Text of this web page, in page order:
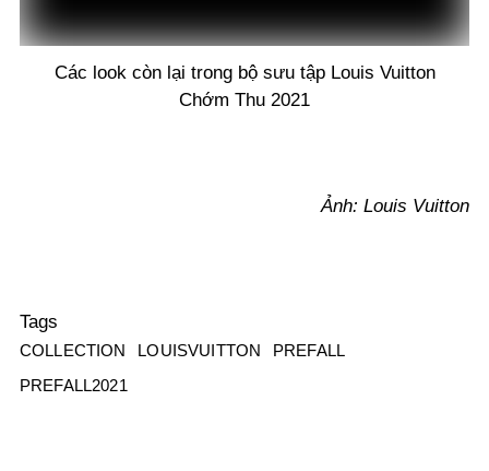
Các look còn lại trong bộ sưu tập Louis Vuitton
Chớm Thu 2021
Ảnh: Louis Vuitton
Tags
COLLECTION LOUISVUITTON
PREFALL
PREFALL2021